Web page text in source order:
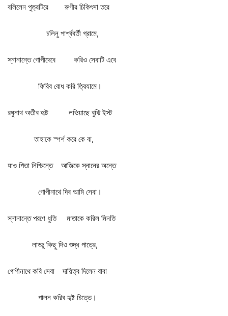
বলিলেন পুত্রটিরে রুগীর চিকিৎসা তরে
চলিনু পার্শ্ববর্তী গ্রামে,
স্নানান্তে গোপীদেবে করিও সেবাটি এবে
ফিরিব বোধ করি ত্রিযামে।
রঘুনাথ অতীব হৃষ্ট লভিয়াছে বুঝি ইস্ট
তাহাকে স্পর্শ করে কে বা,
যাও পিতা নিশ্চিন্তে আজিকে স্নানের অন্তে
গোপীনাথে দিব আমি সেবা।
স্নানান্তে পরণে ধুতি মাতাকে করিল মিনতি
লাড্ডু কিছু দিও শুদ্ধ পাত্রে,
গোপীনাথে করি সেবা দায়িত্ব দিলেন বাবা
পালন করিব হৃষ্ট চিত্তে।